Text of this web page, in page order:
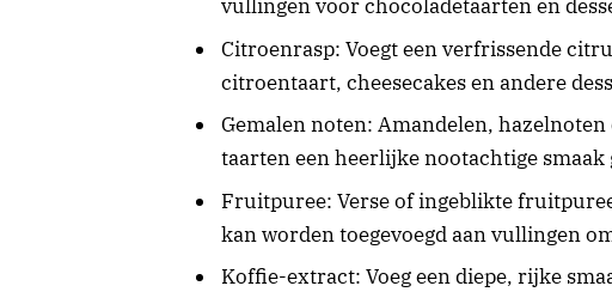
vullingen voor chocoladetaarten en
Citroenrasp: Voegt een verfrissende
citroentaart, cheesecakes en andere
Gemalen noten: Amandelen,
taarten een heerlijke nootachtige smaak
Fruitpuree: Verse of ingeblikte
kan worden toegevoegd aan vullingen
Koffie-extract: Voeg een diepe, rijke